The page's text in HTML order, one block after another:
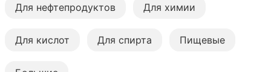
Для нефтепродуктов Для химии
Для кислот Для спирта Пищевые